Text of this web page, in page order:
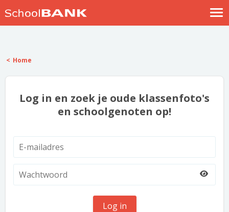
Help
Home
Log in en zoek je oude klassenfoto's
en schoolgenoten op!
Log in